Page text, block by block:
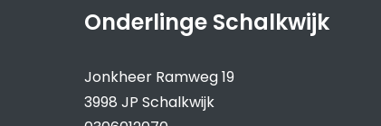
Onderlinge Schalkwijk
Jonkheer Ramweg 19
3998 JP Schalkwijk